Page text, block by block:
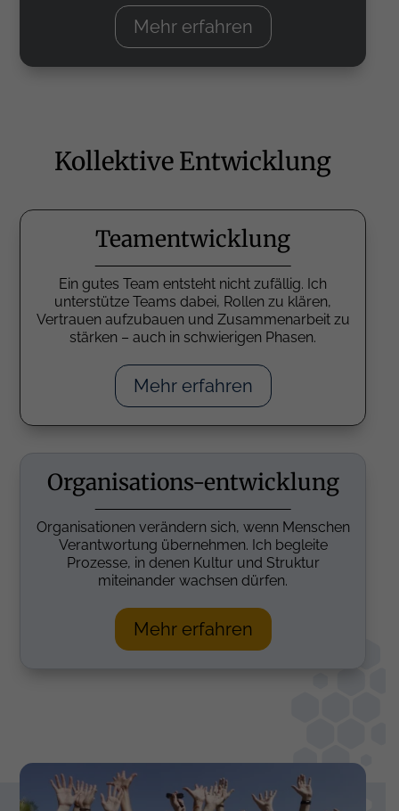
Mehr erfahren
Kollektive Entwicklung
Teamentwicklung
Ein gutes Team entsteht nicht zufällig. Ich
unterstütze Teams dabei, Rollen zu klären,
Vertrauen aufzubauen und Zusammenarbeit zu
stärken – auch in schwierigen Phasen.
Mehr erfahren
Organisations-entwicklung
Organisationen verändern sich, wenn Menschen
Verantwortung übernehmen. Ich begleite
Prozesse, in denen Kultur und Struktur
miteinander wachsen dürfen.
Mehr erfahren